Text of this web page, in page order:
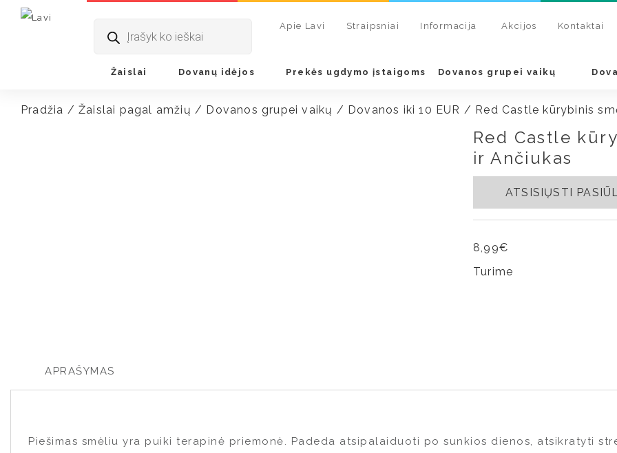
search
Apie Lavi Straipsniai Informacija Akcijos Kontaktai
Žaislai Dovanų idėjos Prekės ugdymo įstaigoms Dovanos grupei vaikų
Pradžia /Žaislai pagal amžių / Dovanos grupei vaikų / Dovanos iki 10 EUR / Red Castle kūrybinis
Red Castle
ir Ančiukas
ATSISIŲSTI
8,99€
Turime
APRAŠYMAS
Piešimas smėliu yra puiki terapinė priemonė. Padeda atsipalaiduoti po sunkios dienos, atsikratyti